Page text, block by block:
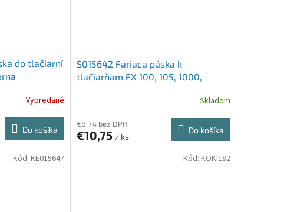
do tlačiarní
Vypredané
Do košíka
S015642 Fariaca páska k
tlačiarňam FX 100, 105, 1000,
Skladom
€8,74 bez DPH
€10,75 / ks
Do košíka
Kód: KE015647 Kód: KOKI182